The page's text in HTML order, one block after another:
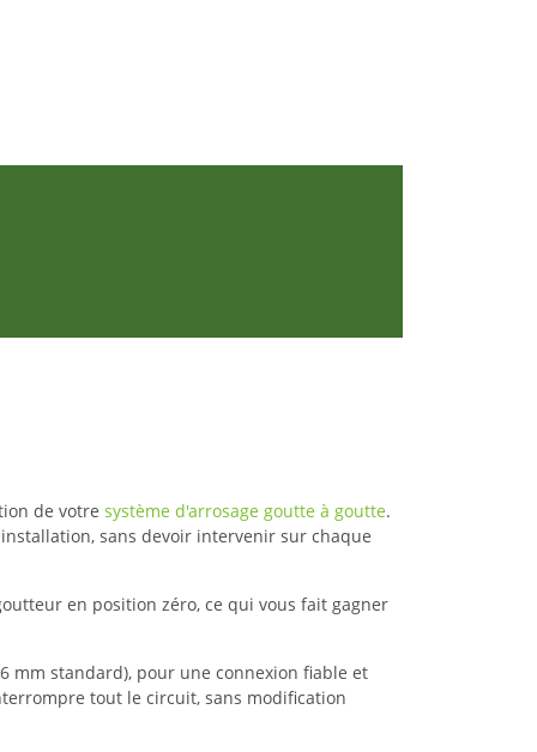
de votre système d'arrosage goutte à goutte.
sans devoir intervenir sur chaque
en position zéro, ce qui vous fait gagner
mm standard), pour une connexion fiable et
tout le circuit, sans modification